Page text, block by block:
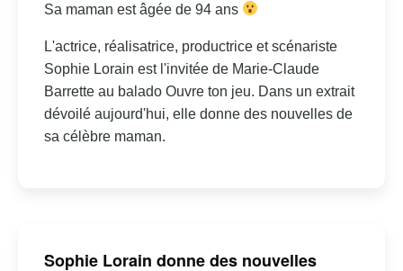
Sa maman est âgée de 94 ans
L'actrice, réalisatrice, productrice et scénariste
Sophie Lorain est l'invitée de Marie-Claude
Barrette au balado Ouvre ton jeu. Dans un extrait
dévoilé aujourd'hui, elle donne des nouvelles de
sa célèbre maman.
Sophie Lorain donne des nouvelles